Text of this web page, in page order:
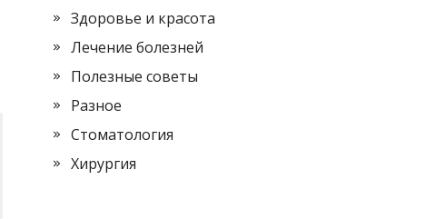
Здоровье и красота
Лечение болезней
Полезные советы
Разное
Стоматология
Хирургия